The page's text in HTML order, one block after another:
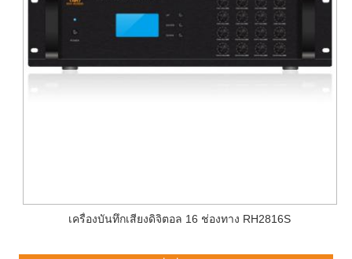
เครื่องบันทึกเสียงดิจิตอล 16 ช่องทาง RH2816S